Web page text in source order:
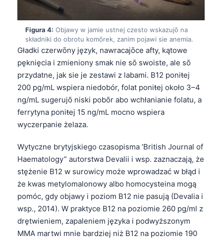
Figura 4: Objawy w jamie ustnej czesto wskazujō na
składniki do obrotu komōrek, zanim pojawi sie anemia.
Gładki czerwōny język, nawracajōce afty, kątowe
pęknięcia i zmieniony smak nie sō swoiste, ale sō
przydatne, jak sie je zestawi z labami. B12 poniŧej
200 pg/mL wspiera niedobór, folat poniŧej około 3–4
ng/mL sugerujō niski pobōr abo wchłanianie folatu, a
ferrytyna poniŧej 15 ng/mL mocno wspiera
wyczerpanie żelaza.
Wytyczne brytyjskiego czasopisma ’British Journal of
Haematology” autorstwa Devalii i wsp. zaznaczają, że
stężenie B12 w surowicy może wprowadzać w błąd i
że kwas metylomalonowy albo homocysteina mogą
pomóc, gdy objawy i poziom B12 nie pasują (Devalia i
wsp., 2014). W praktyce B12 na poziomie 260 pg/ml z
drętwieniem, zapaleniem języka i podwyższonym
MMA martwi mnie bardziej niż B12 na poziomie 190